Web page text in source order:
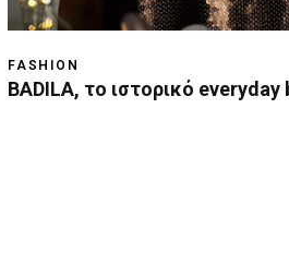
FASHION
BADILA, το ιστορικό